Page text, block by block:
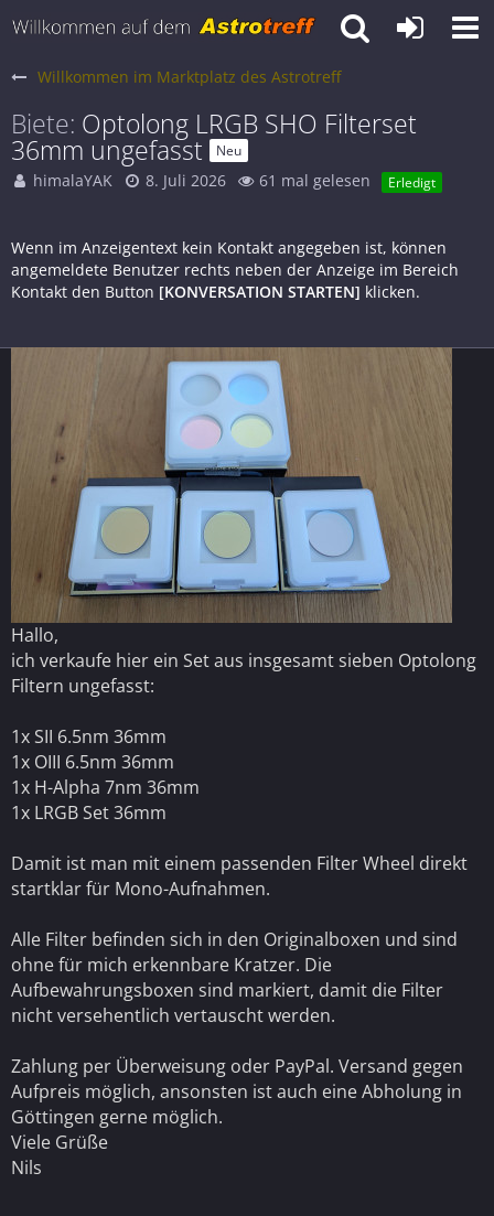
Willkommen im Marktplatz des Astrotreff
Biete Optolong LRGB SHO Filterset
36mm ungefasst Neu
himalaYAK 8. Juli 2026 61 mal gelesen Erledigt
Wenn im Anzeigentext kein Kontakt angegeben ist, können
angemeldete Benutzer rechts neben der Anzeige im Bereich
Kontakt den Button [KONVERSATION STARTEN] klicken.
Hallo,
ich verkaufe hier ein Set aus insgesamt sieben Optolong
Filtern ungefasst:
1x SII 6.5nm 36mm
1x OIII 6.5nm 36mm
1x H-Alpha 7nm 36mm
1x LRGB Set 36mm
Damit ist man mit einem passenden Filter Wheel direkt
startklar für Mono-Aufnahmen.
Alle Filter befinden sich in den Originalboxen und sind
ohne für mich erkennbare Kratzer. Die
Aufbewahrungsboxen sind markiert, damit die Filter
nicht versehentlich vertauscht werden.
Zahlung per Überweisung oder PayPal. Versand gegen
Aufpreis möglich, ansonsten ist auch eine Abholung in
Göttingen gerne möglich.
Viele Grüße
Nils